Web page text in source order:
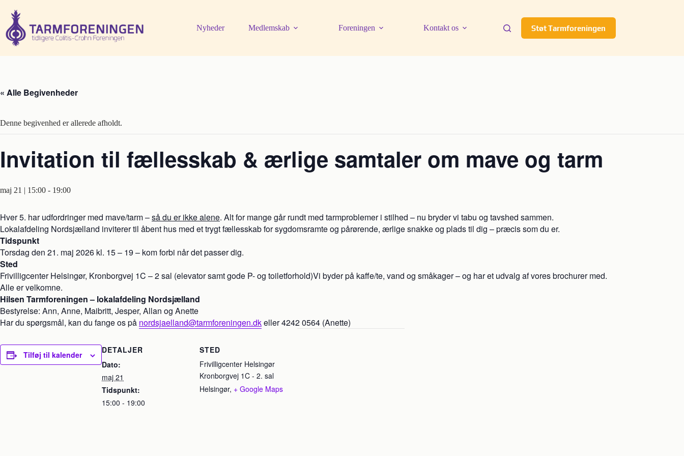
indhold
Nyheder Medlemskab Foreningen Kontakt os Støt Tarmforeningen
« Alle Begivenheder
Denne begivenhed er allerede afholdt.
Invitation til fællesskab & ærlige samtaler om mave og tarm
maj 21 | 15:00 - 19:00
Hver 5. har udfordringer med mave/tarm –så du er ikke alene. Alt for mange går rundt med tarmproblemer i stilhed – nu bryder vi tabu og tavshed sammen.
Lokalafdeling Nordsjælland inviterer til åbent hus med et trygt fællesskab for sygdomsramte og pårørende, ærlige snakke og plads til dig – præcis som du er.
Tidspunkt
Torsdag den 21. maj 2026 kl. 15 – 19 – kom forbi når det passer dig.
Sted
Frivilligcenter Helsingør, Kronborgvej 1C – 2 sal (elevator samt gode P- og toiletforhold)Vi byder på kaffe/te, vand og småkager – og har et udvalg af vores brochurer med.
Alle er velkomne.
Hilsen Tarmforeningen – lokalafdeling Nordsjælland
Bestyrelse: Ann, Anne, Maibritt, Jesper, Allan og Anette
Har du spørgsmål, kan du fange os på nordsjaelland@tarmforeningen.dkeller 4242 0564 (Anette)
Tilføj til kalender
DETALJER
Dato:
maj 21
Tidspunkt:
15:00 - 19:00
STED
Frivilligcenter Helsingør
Kronborgvej 1C - 2. sal
Helsingør, + Google Maps